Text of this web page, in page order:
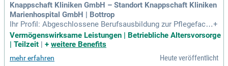
Knappschaft Kliniken GmbH – Standort Knappschaft Kliniken
Marienhospital GmbH | Bottrop
Ihr Profil: Abgeschlossene Berufsausbildung zur Pflegefach
kraft; Abgeschlossene Weiterbildung zur pflegerischen Leitu
ng wünschenswert; Belastbarkeit in Kriseninterventionen; Ei
Eine Weiterbildung
+
Vermögenswirksame Leistungen | Betriebliche Altersvorsorge
| Teilzeit
+ weitere Benefits
mehr erfahren Heute veröffentlicht